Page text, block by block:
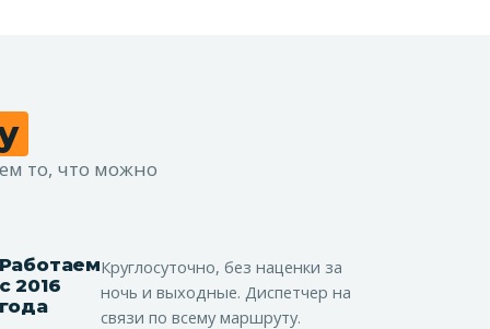
то, что можно
с 2016
года
Круглосуточно, без наценки за
ночь и выходные. Диспетчер на
связи по всему маршруту.